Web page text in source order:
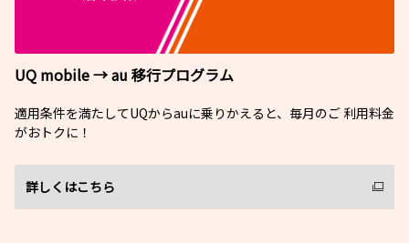
UQ mobile → au 移行プログラム
適用条件を満たしてUQからauに乗りかえると、毎月のご 利用料金
がおトクに！
詳しくはこちら